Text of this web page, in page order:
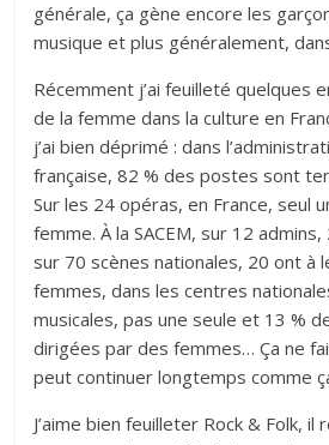
générale, ça gène encore les
musique et plus généralement,
Récemment j’ai feuilleté quelques
de la femme dans la culture en
j’ai bien déprimé : dans
française, 82 % des postes sont
Sur les 24 opéras, en France, seul
femme. À la SACEM, sur 12
sur 70 scènes nationales, 20 ont à
femmes, dans les centres
musicales, pas une seule et 13 %
dirigées par des femmes… Ça ne
peut continuer longtemps comme
J’aime bien feuilleter Rock & Folk,